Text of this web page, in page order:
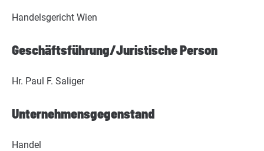
Handelsgericht Wien
Geschäftsführung/Juristische Person
Hr. Paul F. Saliger
Unternehmensgegenstand
Handel